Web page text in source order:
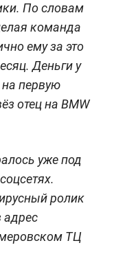
По словам
команда
ему за это
Деньги у
первую
отец на BMW
уже под
ролик
ТЦ